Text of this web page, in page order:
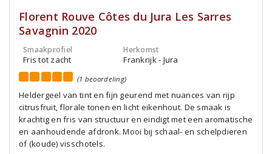
Florent Rouve Côtes du Jura Les Sarres
Savagnin 2020
Smaakprofiel
Fris tot zacht
Herkomst
Frankrijk - Jura
(1 beoordeling)
Heldergeel van tint en fijn geurend met nuances van rijp
citrusfruit, florale tonen en licht eikenhout. De smaak is
krachtig en fris van structuur en eindigt met een aromatische
en aanhoudende afdronk. Mooi bij schaal- en schelpdieren
of (koude) visschotels.